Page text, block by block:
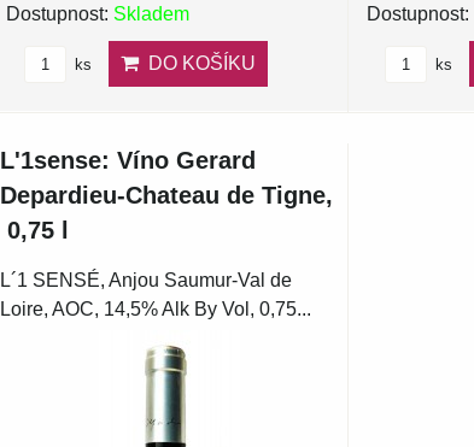
Dostupnost: Skladem
ks DO KOŠÍKU
Dostupnost:
ks
L'1sense: Víno Gerard
Depardieu-Chateau de Tigne,
0,75 l
L´1 SENSÉ, Anjou Saumur-Val de
Loire, AOC, 14,5% Alk By Vol, 0,75...